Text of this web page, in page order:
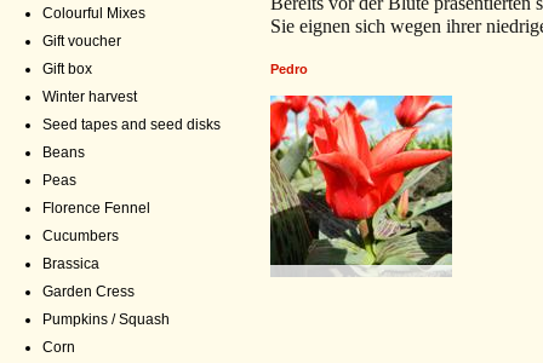
Colourful Mixes
Gift voucher
Gift box
Winter harvest
Seed tapes and seed disks
Beans
Peas
Florence Fennel
Cucumbers
Brassica
Garden Cress
Pumpkins / Squash
Corn
Sie eignen sich wegen ihrer
Pedro